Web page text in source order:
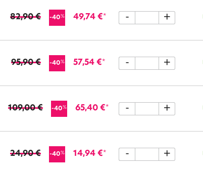
82,90 € -40% 49,74 €* - +
95,90 € -40% 57,54 €* - +
109,00 € -40% 65,40 €* - +
24,90 € -40% 14,94 €* - +